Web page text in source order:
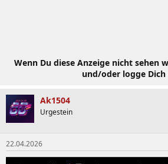
Wenn Du diese Anzeige nicht sehen
und/oder logge Dich
Ak1504
Urgestein
22.04.2026